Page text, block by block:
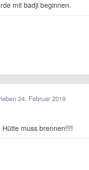
mit badji beginnen.
24. Februar 2019
Hütte muss brennen!!!!